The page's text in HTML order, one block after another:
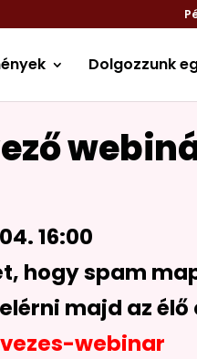
Dolgozzunk
16:00
hogy spam
majd az
webinar